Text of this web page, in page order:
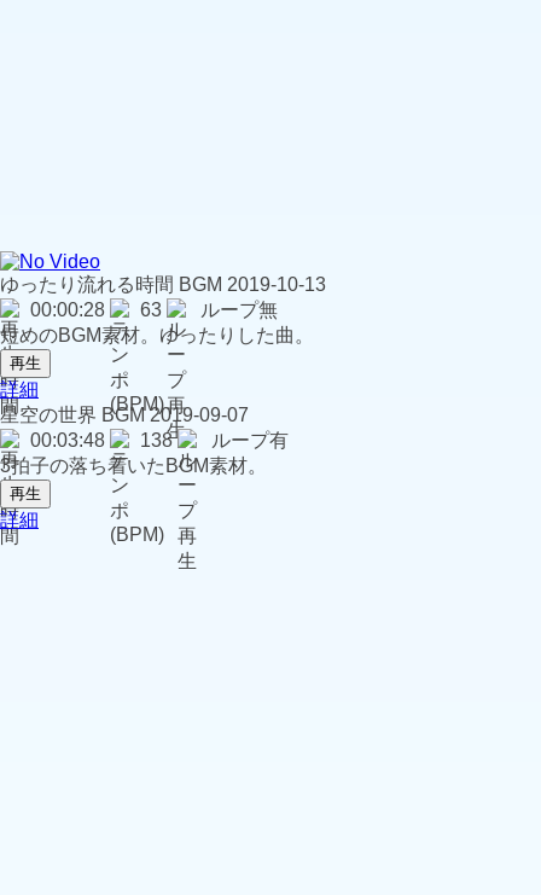
ゆったり流れる時間 BGM 2019-10-13
00:00:28
63
ループ無
短めのBGM素材。ゆったりした曲。
再生
詳細
星空の世界 BGM 2019-09-07
00:03:48
138
ループ有
3拍子の落ち着いたBGM素材。
再生
詳細